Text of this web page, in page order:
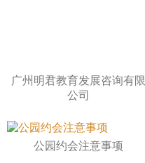
广州明君教育发展咨询有限
公司
公园约会注意事项